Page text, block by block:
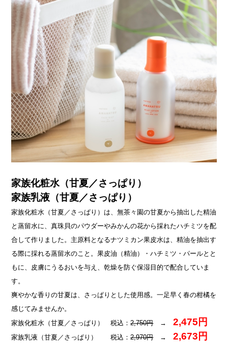
家族化粧水（甘夏／さっぱり）
家族乳液（甘夏／さっぱり）
家族化粧水（甘夏／さっぱり）は、無茶々園の甘夏から抽出した精油
と蒸留水に、真珠貝のパウダーやみかんの花から採れたハチミツを配
合して作りました。主原料となるナツミカン果皮水は、精油を抽出す
る際に採れる蒸留水のこと。果皮油（精油）・ハチミツ・パールとと
もに、皮膚にうるおいを与え、乾燥を防ぐ保湿目的で配合していま
す。
爽やかな香りの甘夏は、さっぱりとした使用感。一足早く春の柑橘を
感じてみませんか。
家族化粧水（甘夏／さっぱり） 税込：2,750円→2,475円
家族乳液（甘夏／さっぱり） 税込：2,970円→2,673円